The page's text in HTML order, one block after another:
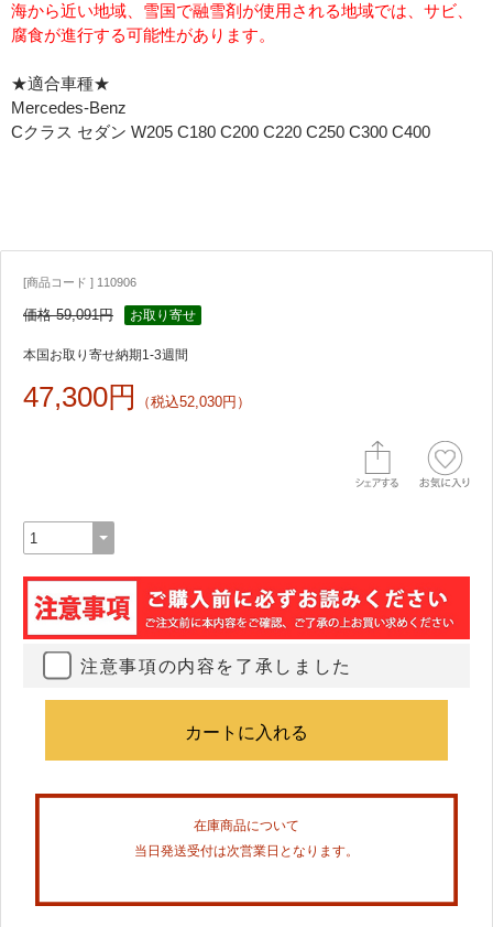
海から近い地域、雪国で融雪剤が使用される地域では、サビ、
腐食が進行する可能性があります。
★適合車種★
Mercedes-Benz
Cクラス セダン W205 C180 C200 C220 C250 C300 C400
[商品コード ] 110906
価格 59,091円 お取り寄せ
本国お取り寄せ納期1-3週間
47,300円 （税込52,030円）
注意事項の内容を了承しました
在庫商品について
当日発送受付は次営業日となります。